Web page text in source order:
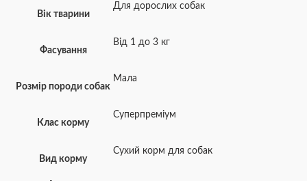
Вік тварини
Для дорослих собак
Фасування
Від 1 до 3 кг
Розмір породи собак
Мала
Клас корму
Суперпреміум
Вид корму
Сухий корм для собак